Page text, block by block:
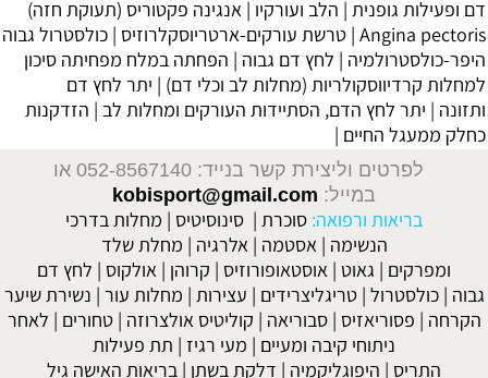
דם ופעילות גופנית | הלב ועורקיו | אנגינה פקטוריס (תעוקת חזה)
Angina pectoris
| טרשת עורקים-ארטריוסקלרוזיס | כולסטרול גבוה
היפר-כולסטרולמיה | לחץ דם גבוה | הפחתה במלח מפחיתה סיכון
למחלות קרדיווסקולריות (מחלות לב וכלי דם) | יתר לחץ דם
ותזונה | יתר לחץ הדם, הסתיידות העורקים ומחלות לב | הזדקנות
כחלק ממעגל החיים |
לפרטים וליצירת קשר בנייד: 052-8567140
או
במייל: kobisport@gmail.com
בריאות ורפואה: סוכרת | סינוסיטיס | מחלות בדרכי
הנשימה | אסטמה | אלרגיה | מחלת שלד
ומפרקים | גאוט | אוסטאופורוזיס | קרוהן | אולקוס | לחץ דם
גבוה |כולסטרול |טריגליצרידים | עצירות | מחלות עור | נשירת שיער
הקרחה | פסוריאזיס |סבוריאה | קוליטיס אולצרוזה |טחורים | לאחר
ניתוחי קיבה ומעיים | מעי רגיז | תת פעילות
התריס | היפוגליקמיה | דלקת בשתן | בריאות האישה גיל